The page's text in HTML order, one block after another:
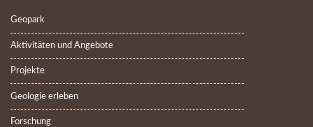
Geopark
Aktivitäten und Angebote
Projekte
Geologie erleben
Forschung